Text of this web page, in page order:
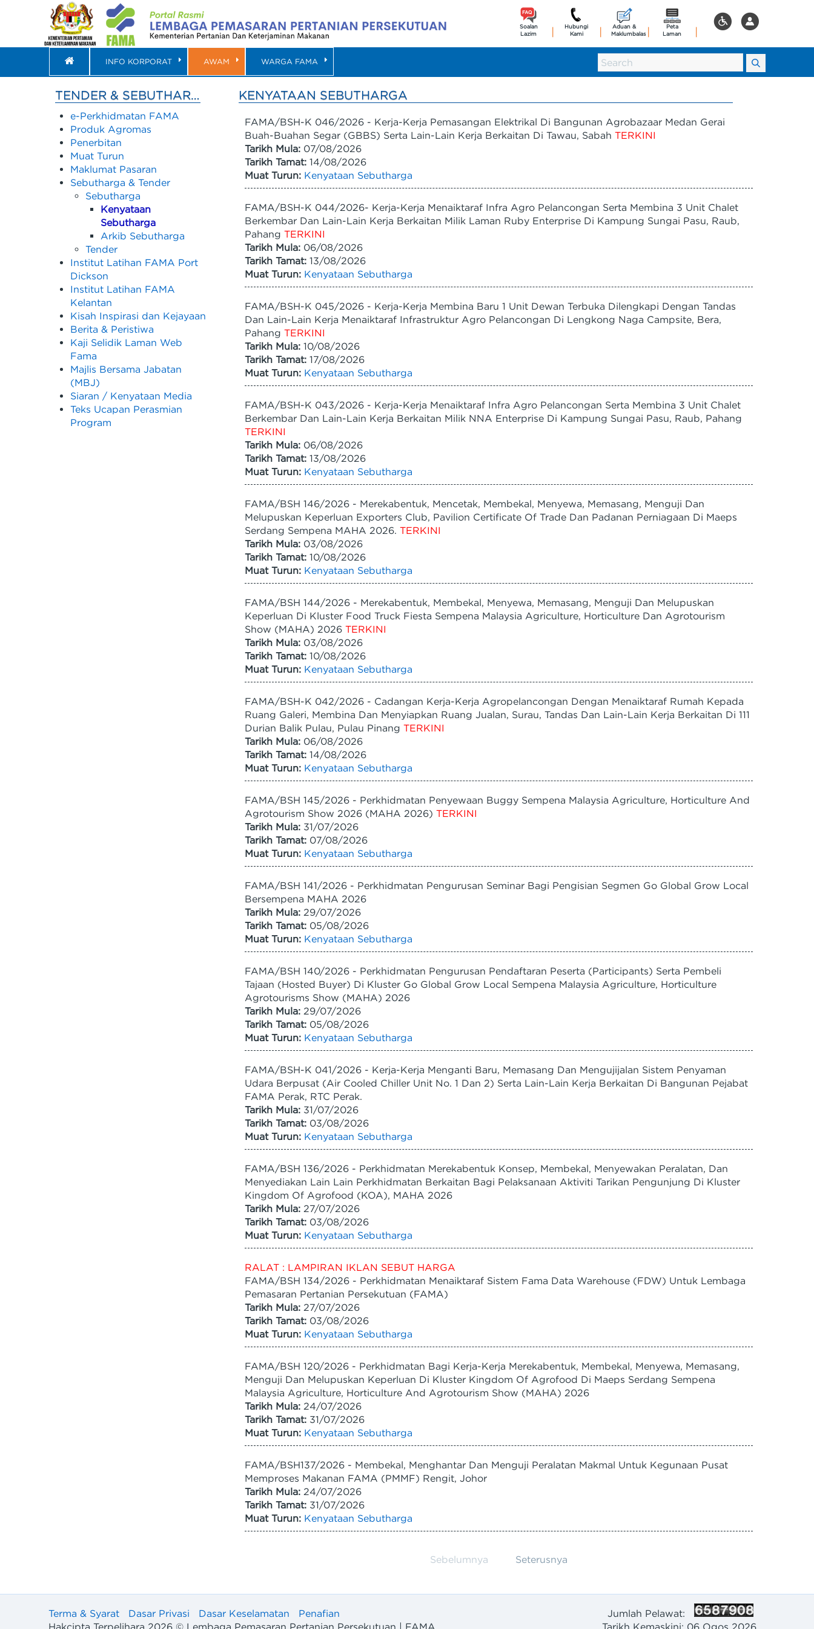
Soalan
Lazim
Hubungi
Kami
Aduan &
Maklumbalas
Peta
Laman
INFO KORPORAT AWAM WARGA FAMA
TENDER & SEBUTHARGA
e-Perkhidmatan FAMA
Produk Agromas
Penerbitan
Muat Turun
Maklumat Pasaran
Sebutharga & Tender
Sebutharga
Kenyataan
Sebutharga
Arkib Sebutharga
Tender
Institut Latihan FAMA Port
Dickson
Institut Latihan FAMA
Kelantan
Kisah Inspirasi dan Kejayaan
Berita & Peristiwa
Kaji Selidik Laman Web
Fama
Majlis Bersama Jabatan
(MBJ)
Siaran / Kenyataan Media
Teks Ucapan Perasmian
Program
KENYATAAN SEBUTHARGA
FAMA/BSH-K 046/2026 - Kerja-Kerja Pemasangan Elektrikal Di Bangunan Agrobazaar Medan Gerai
Buah-Buahan Segar (GBBS) Serta Lain-Lain Kerja Berkaitan Di Tawau, Sabah TERKINI
Tarikh Mula: 07/08/2026
Tarikh Tamat: 14/08/2026
Muat Turun: Kenyataan Sebutharga
FAMA/BSH-K 044/2026- Kerja-Kerja Menaiktaraf Infra Agro Pelancongan Serta Membina 3 Unit Chalet
Berkembar Dan Lain-Lain Kerja Berkaitan Milik Laman Ruby Enterprise Di Kampung Sungai Pasu, Raub,
Pahang TERKINI
Tarikh Mula: 06/08/2026
Tarikh Tamat: 13/08/2026
Muat Turun: Kenyataan Sebutharga
FAMA/BSH-K 045/2026 - Kerja-Kerja Membina Baru 1 Unit Dewan Terbuka Dilengkapi Dengan Tandas
Dan Lain-Lain Kerja Menaiktaraf Infrastruktur Agro Pelancongan Di Lengkong Naga Campsite, Bera,
Pahang TERKINI
Tarikh Mula: 10/08/2026
Tarikh Tamat: 17/08/2026
Muat Turun: Kenyataan Sebutharga
FAMA/BSH-K 043/2026 - Kerja-Kerja Menaiktaraf Infra Agro Pelancongan Serta Membina 3 Unit Chalet
Berkembar Dan Lain-Lain Kerja Berkaitan Milik NNA Enterprise Di Kampung Sungai Pasu, Raub, Pahang
TERKINI
Tarikh Mula: 06/08/2026
Tarikh Tamat: 13/08/2026
Muat Turun: Kenyataan Sebutharga
FAMA/BSH 146/2026 - Merekabentuk, Mencetak, Membekal, Menyewa, Memasang, Menguji Dan
Melupuskan Keperluan Exporters Club, Pavilion Certificate Of Trade Dan Padanan Perniagaan Di Maeps
Serdang Sempena MAHA 2026. TERKINI
Tarikh Mula: 03/08/2026
Tarikh Tamat: 10/08/2026
Muat Turun: Kenyataan Sebutharga
FAMA/BSH 144/2026 - Merekabentuk, Membekal, Menyewa, Memasang, Menguji Dan Melupuskan
Keperluan Di Kluster Food Truck Fiesta Sempena Malaysia Agriculture, Horticulture Dan Agrotourism
Show (MAHA) 2026 TERKINI
Tarikh Mula: 03/08/2026
Tarikh Tamat: 10/08/2026
Muat Turun: Kenyataan Sebutharga
FAMA/BSH-K 042/2026 - Cadangan Kerja-Kerja Agropelancongan Dengan Menaiktaraf Rumah Kepada
Ruang Galeri, Membina Dan Menyiapkan Ruang Jualan, Surau, Tandas Dan Lain-Lain Kerja Berkaitan Di 111
Durian Balik Pulau, Pulau Pinang TERKINI
Tarikh Mula: 06/08/2026
Tarikh Tamat: 14/08/2026
Muat Turun: Kenyataan Sebutharga
FAMA/BSH 145/2026 - Perkhidmatan Penyewaan Buggy Sempena Malaysia Agriculture, Horticulture And
Agrotourism Show 2026 (MAHA 2026) TERKINI
Tarikh Mula: 31/07/2026
Tarikh Tamat: 07/08/2026
Muat Turun: Kenyataan Sebutharga
FAMA/BSH 141/2026 - Perkhidmatan Pengurusan Seminar Bagi Pengisian Segmen Go Global Grow Local
Bersempena MAHA 2026
Tarikh Mula: 29/07/2026
Tarikh Tamat: 05/08/2026
Muat Turun: Kenyataan Sebutharga
FAMA/BSH 140/2026 - Perkhidmatan Pengurusan Pendaftaran Peserta (Participants) Serta Pembeli
Tajaan (Hosted Buyer) Di Kluster Go Global Grow Local Sempena Malaysia Agriculture, Horticulture
Agrotourisms Show (MAHA) 2026
Tarikh Mula: 29/07/2026
Tarikh Tamat: 05/08/2026
Muat Turun: Kenyataan Sebutharga
FAMA/BSH-K 041/2026 - Kerja-Kerja Menganti Baru, Memasang Dan Mengujijalan Sistem Penyaman
Udara Berpusat (Air Cooled Chiller Unit No. 1 Dan 2) Serta Lain-Lain Kerja Berkaitan Di Bangunan Pejabat
FAMA Perak, RTC Perak.
Tarikh Mula: 31/07/2026
Tarikh Tamat: 03/08/2026
Muat Turun: Kenyataan Sebutharga
FAMA/BSH 136/2026 - Perkhidmatan Merekabentuk Konsep, Membekal, Menyewakan Peralatan, Dan
Menyediakan Lain Lain Perkhidmatan Berkaitan Bagi Pelaksanaan Aktiviti Tarikan Pengunjung Di Kluster
Kingdom Of Agrofood (KOA), MAHA 2026
Tarikh Mula: 27/07/2026
Tarikh Tamat: 03/08/2026
Muat Turun: Kenyataan Sebutharga
RALAT : LAMPIRAN IKLAN SEBUT HARGA
FAMA/BSH 134/2026 - Perkhidmatan Menaiktaraf Sistem Fama Data Warehouse (FDW) Untuk Lembaga
Pemasaran Pertanian Persekutuan (FAMA)
Tarikh Mula: 27/07/2026
Tarikh Tamat: 03/08/2026
Muat Turun: Kenyataan Sebutharga
FAMA/BSH 120/2026 - Perkhidmatan Bagi Kerja-Kerja Merekabentuk, Membekal, Menyewa, Memasang,
Menguji Dan Melupuskan Keperluan Di Kluster Kingdom Of Agrofood Di Maeps Serdang Sempena
Malaysia Agriculture, Horticulture And Agrotourism Show (MAHA) 2026
Tarikh Mula: 24/07/2026
Tarikh Tamat: 31/07/2026
Muat Turun: Kenyataan Sebutharga
FAMA/BSH137/2026 - Membekal, Menghantar Dan Menguji Peralatan Makmal Untuk Kegunaan Pusat
Memproses Makanan FAMA (PMMF) Rengit, Johor
Tarikh Mula: 24/07/2026
Tarikh Tamat: 31/07/2026
Muat Turun: Kenyataan Sebutharga
Sebelumnya Seterusnya
Terma & Syarat Dasar Privasi Dasar Keselamatan
Penafian
Hakcipta Terpelihara 2026 © Lembaga Pemasaran Pertanian Persekutuan | FAMA
Jumlah Pelawat:
Tarikh Kemaskini: 06 Ogos 2026